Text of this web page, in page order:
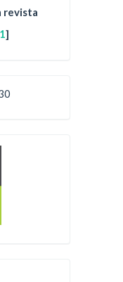
revista
]